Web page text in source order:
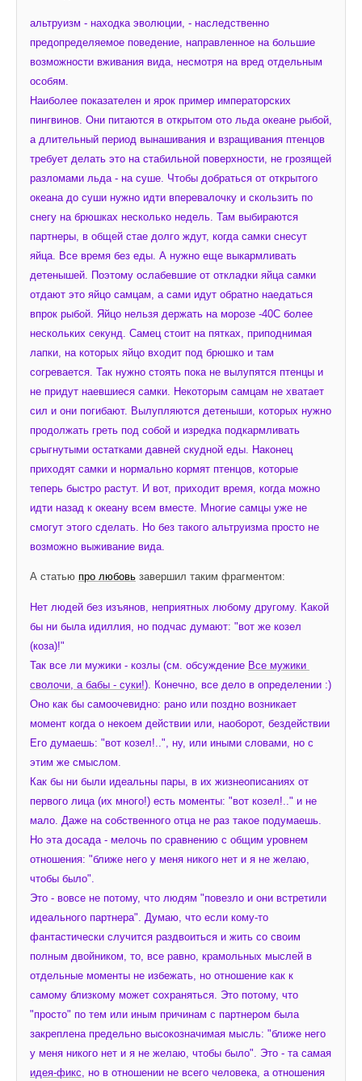
альтруизм - находка эволюции, - наследственно
предопределяемое поведение, направленное на большие
возможности вживания вида, несмотря на вред отдельным
особям.
Наиболее показателен и ярок пример императорских
пингвинов. Они питаются в открытом ото льда океане рыбой,
а длительный период вынашивания и взращивания птенцов
требует делать это на стабильной поверхности, не грозящей
разломами льда - на суше. Чтобы добраться от открытого
океана до суши нужно идти вперевалочку и скользить по
снегу на брюшках несколько недель. Там выбираются
партнеры, в общей стае долго ждут, когда самки снесут
яйца. Все время без еды. А нужно еще выкармливать
детенышей. Поэтому ослабевшие от откладки яйца самки
отдают это яйцо самцам, а сами идут обратно наедаться
впрок рыбой. Яйцо нельзя держать на морозе -40С более
нескольких секунд. Самец стоит на пятках, приподнимая
лапки, на которых яйцо входит под брюшко и там
согревается. Так нужно стоять пока не вылупятся птенцы и
не придут наевшиеся самки. Некоторым самцам не хватает
сил и они погибают. Вылупляются детеныши, которых нужно
продолжать греть под собой и изредка подкармливать
срыгнутыми остатками давней скудной еды. Наконец
приходят самки и нормально кормят птенцов, которые
теперь быстро растут. И вот, приходит время, когда можно
идти назад к океану всем вместе. Многие самцы уже не
смогут этого сделать. Но без такого альтруизма просто не
возможно выживание вида.
А статью про любовь завершил таким фрагментом:
Нет людей без изъянов, неприятных любому другому. Какой
бы ни была идиллия, но подчас думают: "вот же козел
(коза)!"
Так все ли мужики - козлы (см. обсуждение Все мужики
сволочи, а бабы - суки!). Конечно, все дело в определении :)
Оно как бы самоочевидно: рано или поздно возникает
момент когда о некоем действии или, наоборот, бездействии
Его думаешь: "вот козел!..", ну, или иными словами, но с
этим же смыслом.
Как бы ни были идеальны пары, в их жизнеописаниях от
первого лица (их много!) есть моменты: "вот козел!.." и не
мало. Даже на собственного отца не раз такое подумаешь.
Но эта досада - мелочь по сравнению с общим уровнем
отношения: "ближе него у меня никого нет и я не желаю,
чтобы было".
Это - вовсе не потому, что людям "повезло и они встретили
идеального партнера". Думаю, что если кому-то
фантастически случится раздвоиться и жить со своим
полным двойником, то, все равно, крамольных мыслей в
отдельные моменты не избежать, но отношение как к
самому близкому может сохраняться. Это потому, что
"просто" по тем или иным причинам с партнером была
закреплена предельно высокозначимая мысль: "ближе него
идея-фикс , но в отношении не всего человека, а отношения